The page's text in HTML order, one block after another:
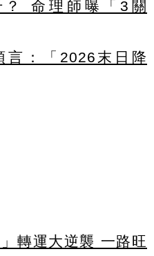
命理師曝「3關
言：「2026末日降
轉運大逆襲 一路旺